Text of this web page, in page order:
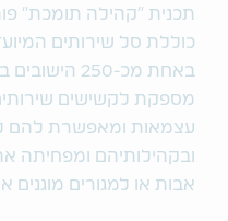
תכנית "קהילה תומכת"
כוללת סל שירותים
באחת מכ-
מספקת לקשישים
עצמאות ומאפשרת להם
ובקהילותיהם ומפחיתה
אבות או למגורים מוגנים